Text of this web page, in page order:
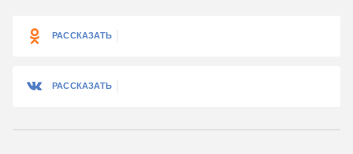
РАССКАЗАТЬ
РАССКАЗАТЬ